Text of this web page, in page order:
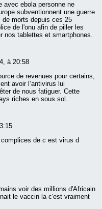
avec ebola personne ne
subventionnent une guerre
de morts depuis ces 25
de l'onu afin de piller les
nos tablettes et smartphones.
à 20:58
de revenues pour certains,
avoir l’antivirus lui
de nous fatiguer. Cette
riches en sous sol.
de c est virus d
voir des millions d'Africain
le vaccin la c'est vraiment